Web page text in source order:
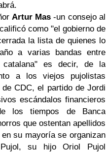
Artur Mas -un consejo al
como "el gobierno de
la lista de quienes lo
a varias bandas entre
es decir, de la
a los viejos pujolistas
CDC, el partido de Jordi
escándalos financieros
los tiempos de Banca
que ostentan apellidos
su mayoría se organizan
su hijo Oriol Pujol